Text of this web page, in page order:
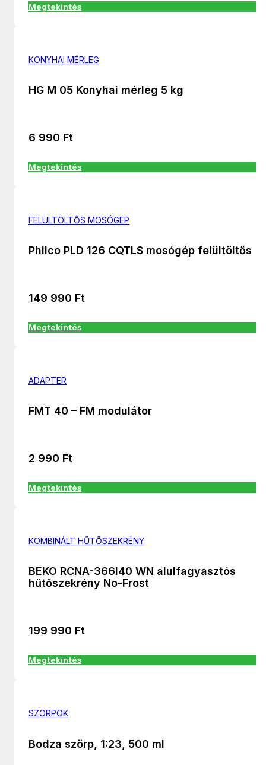
Megtekintés
KONYHAI MÉRLEG
HG M 05 Konyhai mérleg 5 kg
6 990 Ft
Megtekintés
FELÜLTÖLTŐS MOSÓGÉP
Philco PLD 126 CQTLS mosógép felültöltős
149 990 Ft
Megtekintés
ADAPTER
FMT 40 – FM modulátor
2 990 Ft
Megtekintés
KOMBINÁLT HŰTŐSZEKRÉNY
BEKO RCNA-366I40 WN alulfagyasztós
hűtőszekrény No-Frost
199 990 Ft
Megtekintés
SZÖRPÖK
Bodza szörp, 1:23, 500 ml